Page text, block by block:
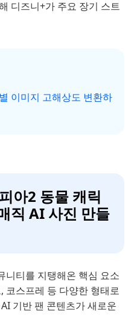
디즈니+가 주요 장기 스트
이미지 고해상도 변환하
아2 동물 캐릭
직 AI 사진 만들
니티를 지탱해온 핵심 요소
코스프레 등 다양한 형태로
기반 팬 콘텐츠가 새로운